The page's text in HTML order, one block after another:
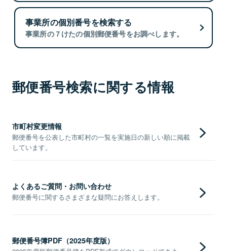
事業所の個別番号を検索する
事業所の７けたの個別郵便番号をお調べします。
郵便番号検索に関する情報
市町村変更情報
郵便番号を公表した市町村の一覧を実施日の新しい順に掲載
しています。
よくあるご質問・お問い合わせ
郵便番号に関するさまざまな疑問にお答えします。
郵便番号簿PDF（2025年度版）